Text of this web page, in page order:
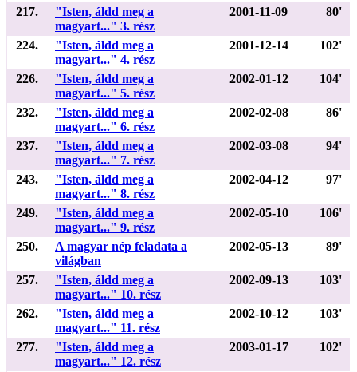
217.
"Isten, áldd meg a
magyart..." 3. rész
2001-11-09 80'
224.
"Isten, áldd meg a
magyart..." 4. rész
2001-12-14 102'
226.
"Isten, áldd meg a
magyart..." 5. rész
2002-01-12 104'
232.
"Isten, áldd meg a
magyart..." 6. rész
2002-02-08 86'
237.
"Isten, áldd meg a
magyart..." 7. rész
2002-03-08 94'
243.
"Isten, áldd meg a
magyart..." 8. rész
2002-04-12 97'
249.
"Isten, áldd meg a
magyart..." 9. rész
2002-05-10 106'
250.
A magyar nép feladata a
világban
2002-05-13 89'
257.
"Isten, áldd meg a
magyart..." 10. rész
2002-09-13 103'
262.
"Isten, áldd meg a
magyart..." 11. rész
2002-10-12 103'
277.
"Isten, áldd meg a
magyart..." 12. rész
2003-01-17 102'